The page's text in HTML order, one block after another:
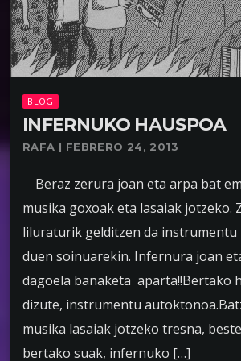
BLOG
INFERNUKO HAUSPOA
RAFA | FEBRERO 24, 2013
Beraz zerura joan eta arpa bat
musika goxoak eta lasaiak jotzeko.
liluraturik gelditzen da instrumentu
duen soinuarekin. Infernura joan
dagoela banaketa aparta!!Bertako
dizute, instrumentu
musika lasaiak jotzeko tresna,
bertako suak, infernuko […]